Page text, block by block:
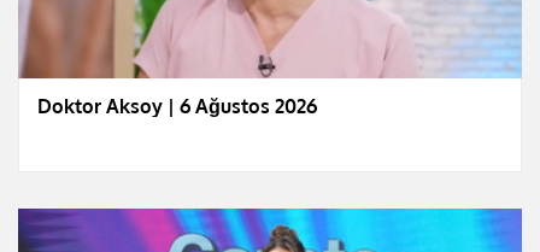
Doktor Aksoy | 6 Ağustos 2026